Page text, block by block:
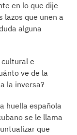
en lo que dije
lazos que unen a
alguna
e
ve de la
la inversa?
huella española
se le llama
que